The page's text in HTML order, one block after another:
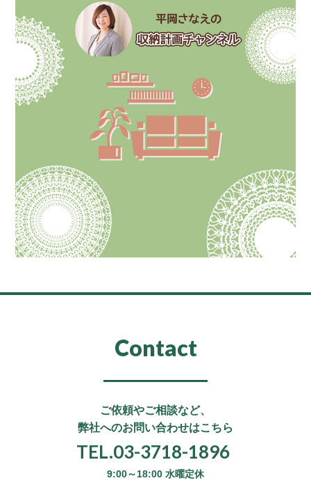
Contact
ご依頼やご相談など、
弊社へのお問い合わせはこちら
TEL.03-3718-1896
9:00～18:00 水曜定休